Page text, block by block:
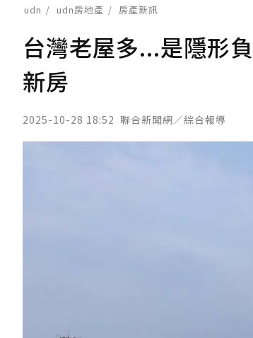
udn udn房地產 房產新訊
台灣老屋多...是隱形
新房
2025-10-28 18:52 聯合新聞網／綜合報導